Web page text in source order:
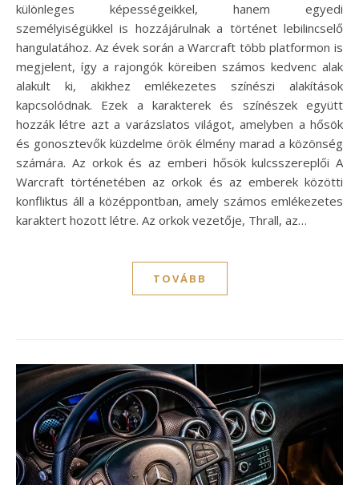
különleges képességeikkel, hanem egyedi
személyiségükkel is hozzájárulnak a történet lebilincselő
hangulatához. Az évek során a Warcraft több platformon is
megjelent, így a rajongók köreiben számos kedvenc alak
alakult ki, akikhez emlékezetes színészi alakítások
kapcsolódnak. Ezek a karakterek és színészek együtt
hozzák létre azt a varázslatos világot, amelyben a hősök
és gonosztevők küzdelme örök élmény marad a közönség
számára. Az orkok és az emberi hősök kulcsszereplői A
Warcraft történetében az orkok és az emberek közötti
konfliktus áll a középpontban, amely számos emlékezetes
karaktert hozott létre. Az orkok vezetője, Thrall, az…
TOVÁBB